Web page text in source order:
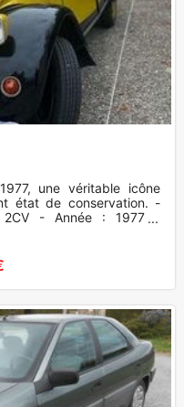
une véritable icône
état de conservation. -
- Année : 1977 -